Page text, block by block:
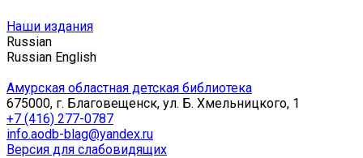
Наши издания
Russian
Russian English
Амурская областная детская библиотека
675000, г. Благовещенск, ул. Б. Хмельницкого, 1
+7 (416) 277-0787
info.aodb-blag@yandex.ru
Версия для слабовидящих